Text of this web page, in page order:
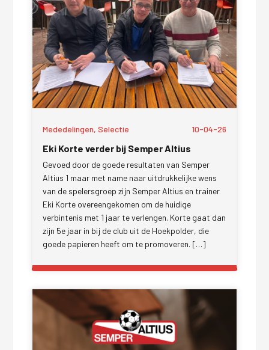
Mededelingen, Selectie 10-04-26
Eki Korte verder bij Semper Altius
Gevoed door de goede resultaten van Semper
Altius 1 maar met name naar uitdrukkelijke wens
van de spelersgroep zijn Semper Altius en trainer
Eki Korte overeengekomen om de huidige
verbintenis met 1 jaar te verlengen. Korte gaat dan
zijn 5e jaar in bij de club uit de Hoekpolder, die
goede papieren heeft om te promoveren. […]